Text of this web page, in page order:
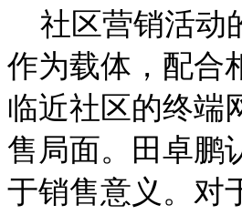
社区营销活动
作为载体，配合
临近社区的终端
售局面。田卓鹏
于销售意义。对